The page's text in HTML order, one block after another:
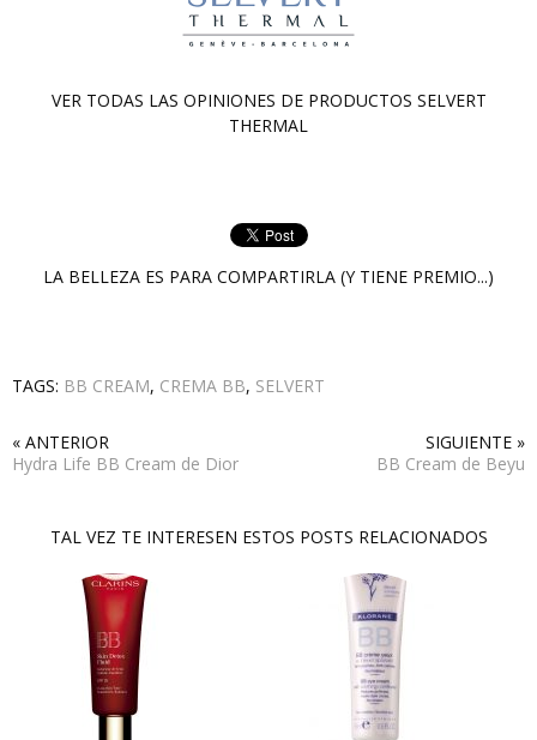
VER TODAS LAS OPINIONES DE PRODUCTOS SELVERT
THERMAL
LA BELLEZA ES PARA COMPARTIRLA (Y TIENE PREMIO...)
TAGS: BB CREAM, CREMA BB, SELVERT
« ANTERIOR
Hydra Life BB Cream de Dior
SIGUIENTE »
BB Cream de Beyu
TAL VEZ TE INTERESEN ESTOS POSTS RELACIONADOS